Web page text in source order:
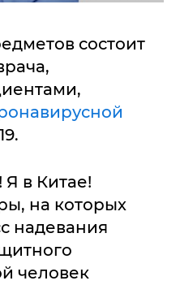
состоит
в Китае!
на которых
надевания
человек